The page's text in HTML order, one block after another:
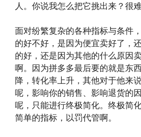
人。你说我怎么把它挑出来？很难
面对纷繁复杂的各种指标与条件
的好不好，是因为便宜卖好了，
的好，还是因为其他的什么原因
啊。因为拼多多最后要的就是东
降，转化率上升，其他对于他来
呢，影响你的销售、影响退货的
呢，只能进行终极简化。终极简
简单的指标，以罚代管啊。